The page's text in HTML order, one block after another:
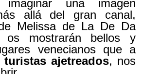
imaginar una imagen
allá del gran canal,
Melissa de La De Da
os mostrarán bellos y
venecianos que a
turistas ajetreados, nos